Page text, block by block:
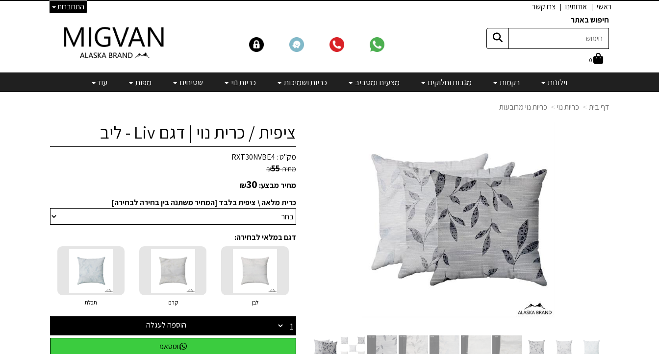
התחברות ראשי אודותינו
צרו קשר
חיפוש באתר
0
וילונות רקמות מגבות וחלוקים מצעים ומסביב כריות ושמיכות כריות נוי שטיחים מפות עוד
דף בית כריות נוי כריות נוי מרובעות
ציפית / כרית נוי | דגם Liv - ליב
מק"ט :RXT30NVBE4
מחיר: ₪55
מחיר מבצע: ₪30
כרית מלאה \ ציפית בלבד [המחיר משתנה בין בחירה לבחירה]
דגם במלאי לבחירה:
לבן קרם תכלת
הוספה לעגלה
ווטסאפ